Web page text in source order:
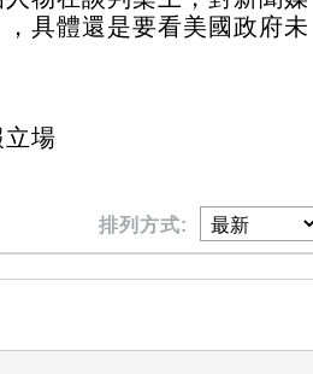
具體還是要看美國政府未
場
排列方式: